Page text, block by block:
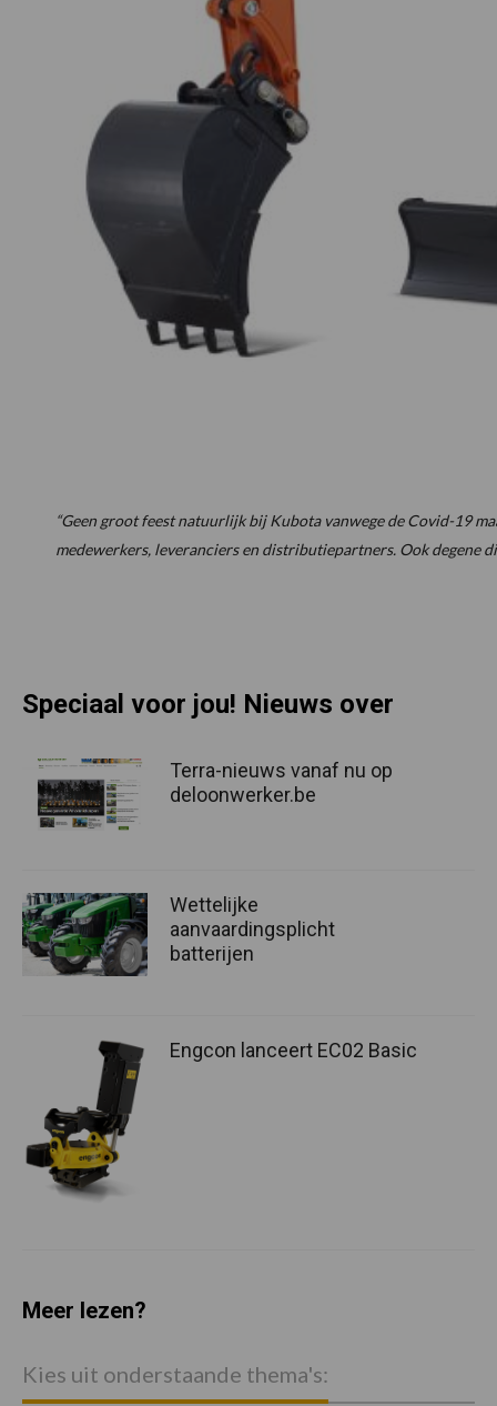
“Geen groot feest natuurlijk bij Kubota vanwege de Covid-19
medewerkers, leveranciers en distributiepartners. Ook degene
Speciaal voor jou! Nieuws over
Terra-nieuws vanaf nu op
deloonwerker.be
Wettelijke
aanvaardingsplicht
batterijen
Engcon lanceert EC02 Basic
Meer lezen?
Kies uit onderstaande thema's: